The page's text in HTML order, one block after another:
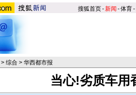
搜狐首页-新闻 -体育-
> 综合 > 华西都市报
当心!劣质车用